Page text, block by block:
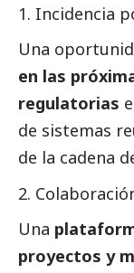
Incidencia
Una
en las
regulatorias
de sistemas
de la cadena
Una
proyectos y